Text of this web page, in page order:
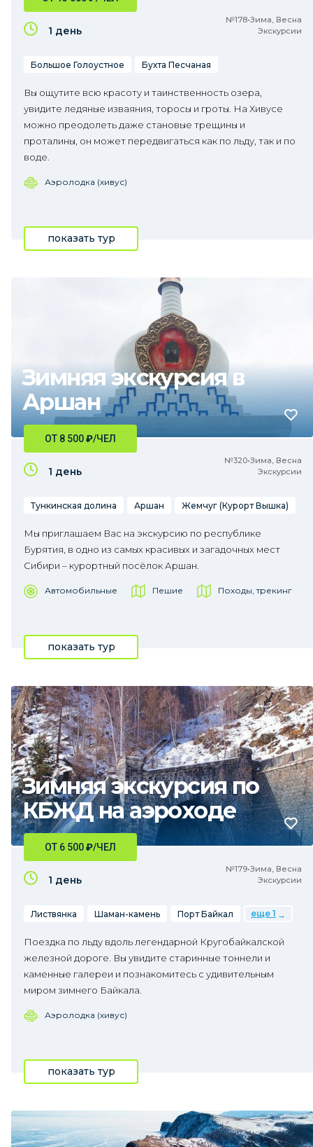
№178•Зима, Весна
Экскурсии
1 день
Большое Голоустное Бухта Песчаная
Вы ощутите всю красоту и таинственность озера,
увидите ледяные изваяния, торосы и гроты. На Хивусе
можно преодолеть даже становые трещины и
проталины, он может передвигаться как по льду, так и по
воде.
Аэролодка (хивус)
показать тур
Зимняя экскурсия в
Аршан
№320•Зима, Весна
Экскурсии
ОТ 8 500₽/ЧЕЛ
1 день
Тункинская долина Аршан Жемчуг (Курорт Вышка)
Мы приглашаем Вас на экскурсию по республике
Бурятия, в одно из самых красивых и загадочных мест
Сибири – курортный посёлок Аршан.
Автомобильные Пешие Походы, трекинг
показать тур
Зимняя экскурсия по
КБЖД на аэроходе
№179•Зима, Весна
Экскурсии
ОТ 6 500₽/ЧЕЛ
1 день
Листвянка Шаман-камень Порт Байкал еще 1
Поездка по льду вдоль легендарной Кругобайкалской
железной дороге. Вы увидите старинные тоннели и
каменные галереи и познакомитесь с удивительным
миром зимнего Байкала.
Аэролодка (хивус)
показать тур